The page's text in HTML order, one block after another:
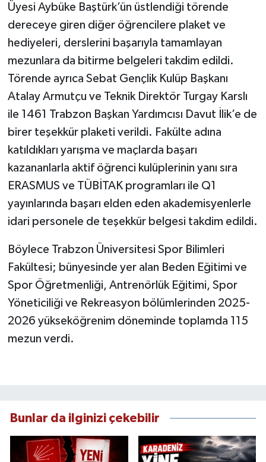
Üyesi Aybüke Baştürk’ün üstlendiği törende
dereceye giren diğer öğrencilere plaket ve
hediyeleri, derslerini başarıyla tamamlayan
mezunlara da bitirme belgeleri takdim edildi.
Törende ayrıca Sebat Gençlik Kulüp Başkanı
Atalay Armutçu ve Teknik Direktör Turgay Karslı
ile 1461 Trabzon Başkan Yardımcısı Davut İlik’e de
birer teşekkür plaketi verildi. Fakülte adına
katıldıkları yarışma ve maçlarda başarı
kazananlarla aktif öğrenci kulüplerinin yanı sıra
ERASMUS ve TÜBİTAK programları ile Q1
yayınlarında başarı elden eden akademisyenlerle
idari personele de teşekkür belgesi takdim edildi.
Böylece Trabzon Üniversitesi Spor Bilimleri
Fakültesi; bünyesinde yer alan Beden Eğitimi ve
Spor Öğretmenliği, Antrenörlük Eğitimi, Spor
Yöneticiliği ve Rekreasyon bölümlerinden 2025-
2026 yükseköğrenim döneminde toplamda 115
mezun verdi.
Bunlar da ilginizi çekebilir